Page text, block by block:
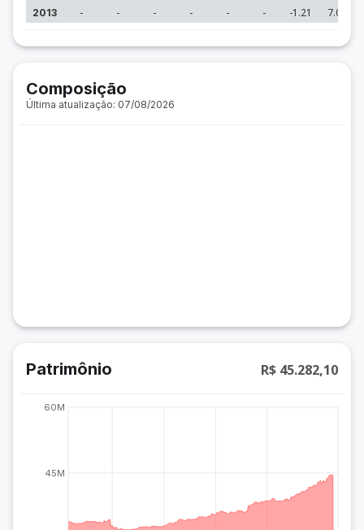
2013 - - - - - - -1.21 7.09
Composição
Última atualização: 07/08/2026
Patrimônio R$ 45.282,10
45M
60M